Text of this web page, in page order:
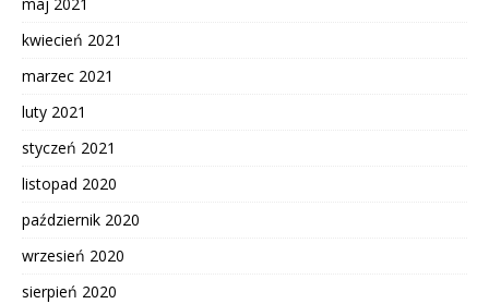
kwiecień 2021
marzec 2021
luty 2021
styczeń 2021
listopad 2020
październik 2020
wrzesień 2020
sierpień 2020